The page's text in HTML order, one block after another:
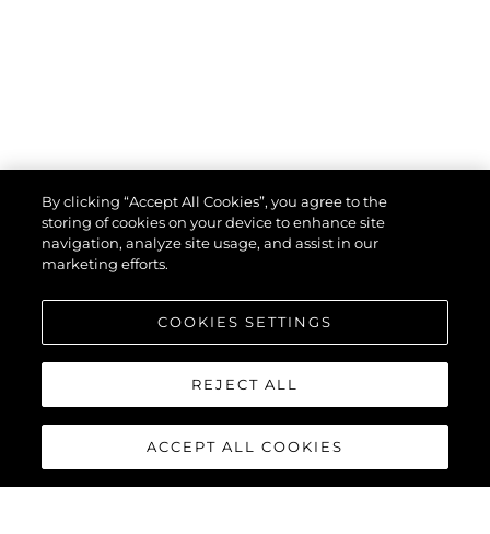
By clicking “Accept All Cookies”, you agree to the
storing of cookies on your device to enhance site
navigation, analyze site usage, and assist in our
marketing efforts.
COOKIES SETTINGS
REJECT ALL
ACCEPT ALL COOKIES